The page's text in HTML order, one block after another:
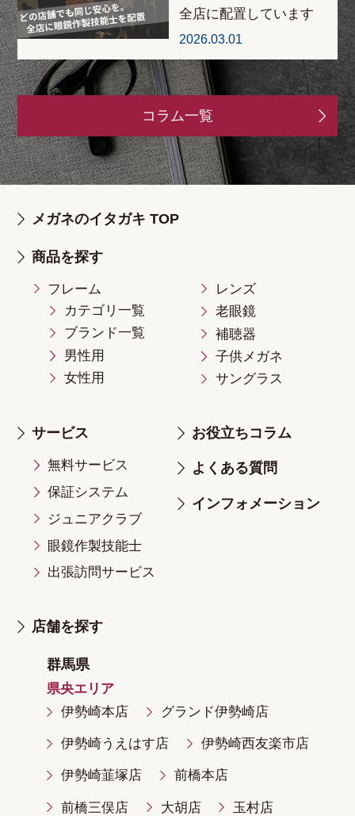
全店に配置しています
2026.03.01
コラム一覧
メガネのイタガキ TOP
商品を探す
フレーム
カテゴリ一覧
ブランド一覧
男性用
女性用
レンズ
老眼鏡
補聴器
子供メガネ
サングラス
サービス
無料サービス
保証システム
ジュニアクラブ
眼鏡作製技能士
出張訪問サービス
お役立ちコラム
よくある質問
インフォメーション
店舗を探す
群馬県
県央エリア
伊勢崎本店
グランド伊勢崎店
伊勢崎うえはす店 伊勢崎西友楽市店
伊勢崎韮塚店 前橋本店
前橋三俣店 大胡店 玉村店